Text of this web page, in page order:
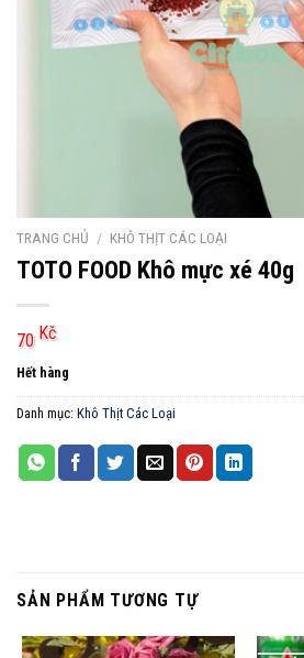
TRANG CHỦ / KHÔ THỊT CÁC LOẠI
TOTO FOOD Khô mực xé 40g
70 Kč
Hết hàng
Danh mục: Khô Thịt Các Loại
SẢN PHẨM TƯƠNG TỰ